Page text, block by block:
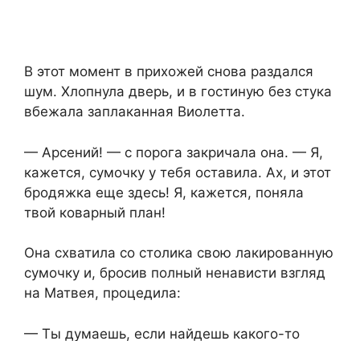
В этот момент в прихожей снова раздался
шум. Хлопнула дверь, и в гостиную без стука
вбежала заплаканная Виолетта.
— Арсений! — с порога закричала она. — Я,
кажется, сумочку у тебя оставила. Ах, и этот
бродяжка еще здесь! Я, кажется, поняла
твой коварный план!
Она схватила со столика свою лакированную
сумочку и, бросив полный ненависти взгляд
на Матвея, процедила:
— Ты думаешь, если найдешь какого-то